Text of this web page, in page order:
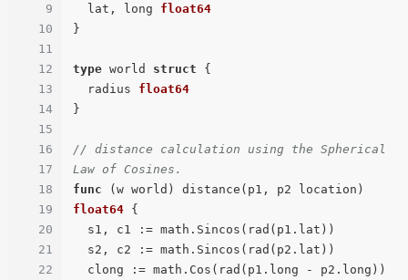
9
10
11
12
13
14
15
16
17
18
19
20
21
22
  lat, long
float64
}
type world struct {
  radius
float64
}
// distance calculation using the Spherical
Law of Cosines.
func
(w world)
float64 {